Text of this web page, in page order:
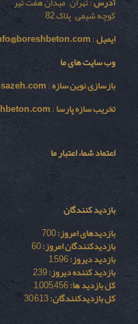
کوچه شیمی – پلاک 82
ایمیل:
وب سایت های ما
بازسازی نوين سازه:
تخریب سازه پارسا:
اعتماد شما، اعتبار ما
بازدید کنندگان
بازدیدهای امروز:700
بازدیدکنندگان امروز:60
بازدید دیروز:1,596
بازدید کننده دیروز:239
کل بازدید ها:1,005,456
کل بازدیدکنند‌گان:30,613